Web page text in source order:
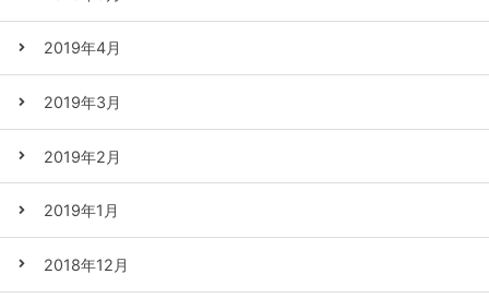
2019年4月
2019年3月
2019年2月
2019年1月
2018年12月